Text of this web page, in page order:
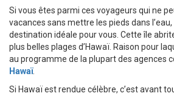
Si vous êtes parmi ces voyageurs qui ne
vacances sans mettre les pieds dans
destination idéale pour vous. Cette île
plus belles plages d’Hawaï. Raison pour
au programme de la plupart des agences
Hawaï.
Si Hawaï est rendue célèbre, c’est avant